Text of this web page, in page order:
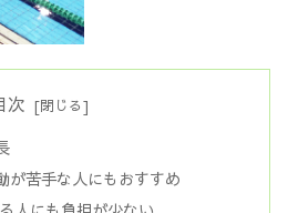
次
が苦手な人にもおすすめ